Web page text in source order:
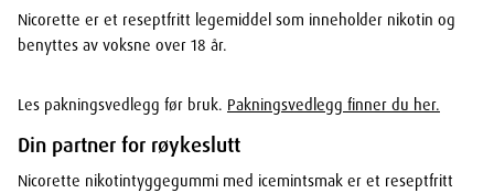
Nicorette er et reseptfritt legemiddel som inneholder nikotin og
benyttes av voksne over 18 år.
Les pakningsvedlegg før bruk. Pakningsvedlegg finner du her.
Din partner for røykeslutt
Nicorette nikotintyggegummi med icemintsmak er et reseptfritt